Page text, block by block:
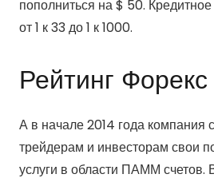
пополниться на $ 50.
от 1 к 33 до 1 к 1000.
Рейтинг
А в начале 2014 года компания
трейдерам и инвесторам свои
услуги в области ПАММ счетов.